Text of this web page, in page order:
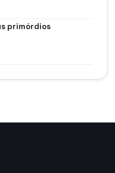
primórdios